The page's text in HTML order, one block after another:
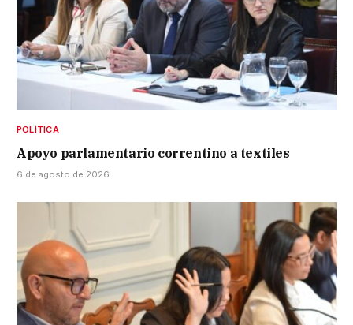
POLÍTICA
Apoyo parlamentario correntino a textiles
6 de agosto de 2026